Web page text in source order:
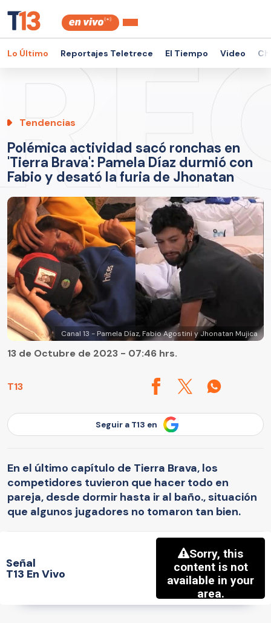
Lo Último Reportajes Teletrece El Tiempo Video
Tendencias
Polémica actividad sacó ronchas en
'Tierra Brava': Pamela Díaz durmió con
Fabio y desató la furia de Jhonatan
Canal 13 - Pamela Díaz, Fabio Agostini y Jhonatan Mujica
T13
13 de Octubre de 2023 - 07:46 hrs.
Seguir a T13 en
En el último capítulo de Tierra Brava, los
competidores tuvieron que hacer todo en
pareja, desde dormir hasta ir al baño., situación
que algunos jugadores no tomaron tan bien.
Señal
T13 En Vivo